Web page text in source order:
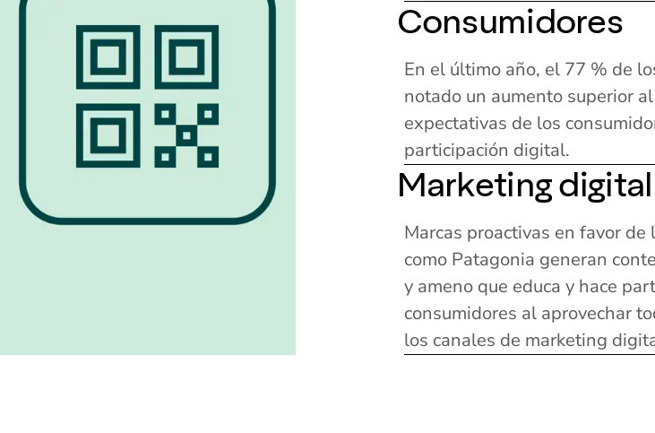
Consumidores
En el último año, el 77 % de
notado un aumento superior
expectativas de los
participación digital.
Marketing digital
Marcas proactivas en favor
como Patagonia generan
y ameno que educa y hace
consumidores al aprovechar
los canales de marketing